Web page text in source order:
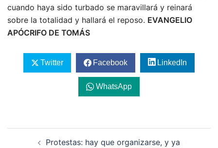
cuando haya sido turbado se maravillará y reinará
sobre la totalidad y hallará el reposo. EVANGELIO
APÓCRIFO DE TOMÁS
Twitter Facebook LinkedIn
WhatsApp
Protestas: hay que organizarse, y ya